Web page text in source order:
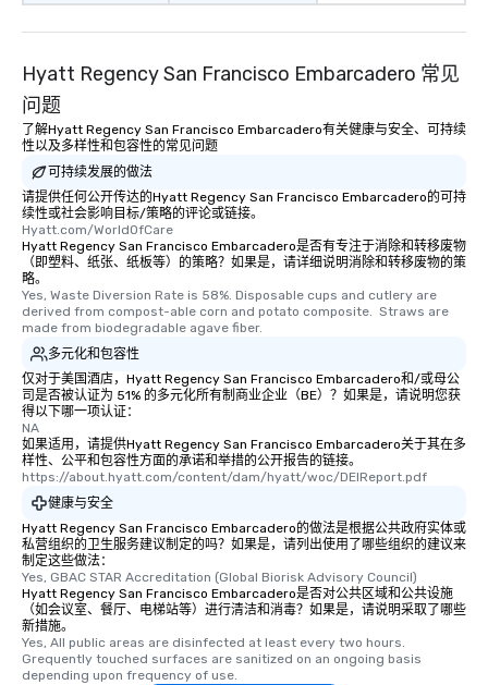
Hyatt Regency San Francisco Embarcadero 常见
问题
了解Hyatt Regency San Francisco Embarcadero有关健康与安全、可持续
性以及多样性和包容性的常见问题
可持续发展的做法
请提供任何公开传达的Hyatt Regency San Francisco Embarcadero的可持
续性或社会影响目标/策略的评论或链接。
Hyatt.com/WorldOfCare
Hyatt Regency San Francisco Embarcadero是否有专注于消除和转移废物
（即塑料、纸张、纸板等）的策略？如果是，请详细说明消除和转移废物的策
略。
Yes, Waste Diversion Rate is 58%. Disposable cups and cutlery are
derived from compost-able corn and potato composite.  Straws are
made from biodegradable agave fiber.
多元化和包容性
仅对于美国酒店，Hyatt Regency San Francisco Embarcadero和/或母公
司是否被认证为 51% 的多元化所有制商业企业（BE）？如果是，请说明您获
得以下哪一项认证：
NA
如果适用，请提供Hyatt Regency San Francisco Embarcadero关于其在多
样性、公平和包容性方面的承诺和举措的公开报告的链接。
https://about.hyatt.com/content/dam/hyatt/woc/DEIReport.pdf
健康与安全
Hyatt Regency San Francisco Embarcadero的做法是根据公共政府实体或
私营组织的卫生服务建议制定的吗？如果是，请列出使用了哪些组织的建议来
制定这些做法：
Yes, GBAC STAR Accreditation (Global Biorisk Advisory Council)
Hyatt Regency San Francisco Embarcadero是否对公共区域和公共设施
（如会议室、餐厅、电梯站等）进行清洁和消毒？如果是，请说明采取了哪些
新措施。
Yes, All public areas are disinfected at least every two hours.
Grequently touched surfaces are sanitized on an ongoing basis
depending upon frequency of use.